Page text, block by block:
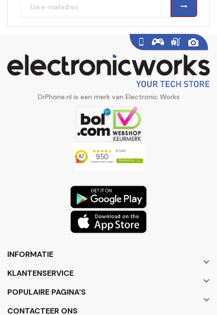
DrPhone.nl is een merk van Electronic Works
INFORMATIE

KLANTENSERVICE

POPULAIRE PAGINA'S

CONTACTEER ONS